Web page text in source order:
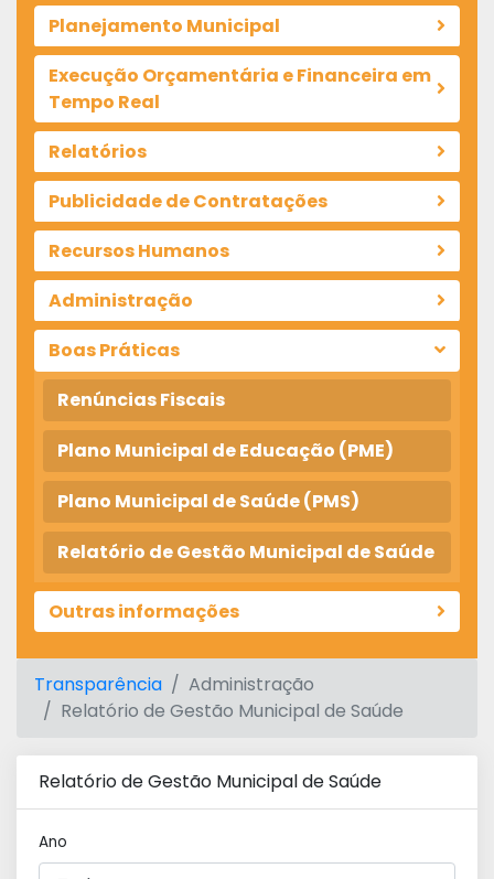
Planejamento Municipal
Execução Orçamentária e Financeira em
Tempo Real
Relatórios
Publicidade de Contratações
Recursos Humanos
Administração
Boas Práticas
Renúncias Fiscais
Plano Municipal de Educação (PME)
Plano Municipal de Saúde (PMS)
Relatório de Gestão Municipal de Saúde
Outras informações
Transparência
Administração
Relatório de Gestão Municipal de Saúde
Relatório de Gestão Municipal de Saúde
Ano